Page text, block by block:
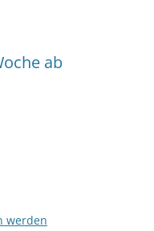
ab
werden